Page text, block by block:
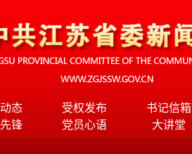
态 受权发布 书记信箱
锋 党员心语 大讲堂